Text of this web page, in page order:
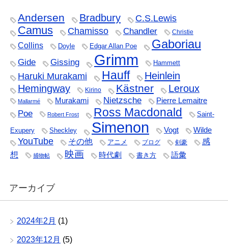
Andersen Bradbury C.S.Lewis
Camus Chamisso Chandler Christie
Collins Doyle Edgar Allan Poe Gaboriau
Gide Gissing Grimm Hammett
Haruki Murakami Hauff
Heinlein
Hemingway
Kirino Kästner Leroux
Mallarmé Murakami Nietzsche Pierre Lemaitre
Poe Robert Frost Ross Macdonald Saint-
Exupery Sheckley Simenon Vogt Wilde
YouTube その他 アニメ ブログ 剣豪
感
想
捕物帖 映画 時代劇 書き方 語彙
アーカイブ
2024年2月 (1)
2023年12月 (5)